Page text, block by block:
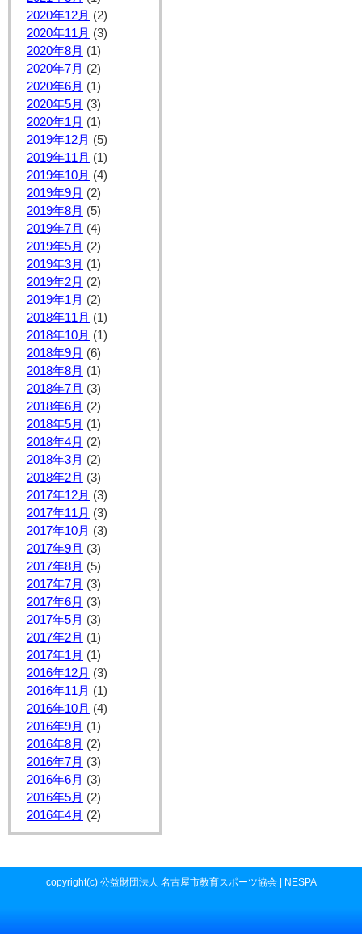
2020年12月 (2)
2020年11月 (3)
2020年8月 (1)
2020年7月 (2)
2020年6月 (1)
2020年5月 (3)
2020年1月 (1)
2019年12月 (5)
2019年11月 (1)
2019年10月 (4)
2019年9月 (2)
2019年8月 (5)
2019年7月 (4)
2019年5月 (2)
2019年3月 (1)
2019年2月 (2)
2019年1月 (2)
2018年11月 (1)
2018年10月 (1)
2018年9月 (6)
2018年8月 (1)
2018年7月 (3)
2018年6月 (2)
2018年5月 (1)
2018年4月 (2)
2018年3月 (2)
2018年2月 (3)
2017年12月 (3)
2017年11月 (3)
2017年10月 (3)
2017年9月 (3)
2017年8月 (5)
2017年7月 (3)
2017年6月 (3)
2017年5月 (3)
2017年2月 (1)
2017年1月 (1)
2016年12月 (3)
2016年11月 (1)
2016年10月 (4)
2016年9月 (1)
2016年8月 (2)
2016年7月 (3)
2016年6月 (3)
2016年5月 (2)
2016年4月 (2)
copyright(c) 公益財団法人 名古屋市教育スポーツ協会 | NESPA